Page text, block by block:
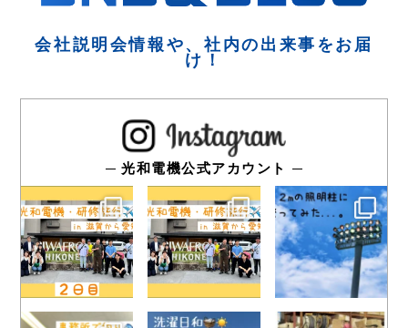
会社説明会情報や、社内の出来事をお届
け！
光和電機公式アカウント